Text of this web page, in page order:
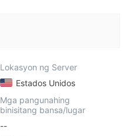
Lokasyon ng Server
Estados Unidos
Mga pangunahing
binisitang bansa/lugar
--